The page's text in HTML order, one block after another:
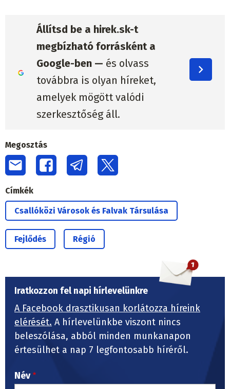
Állítsd be a hirek.sk-t
megbízható forrásként a
Google-ben — és olvass
továbbra is olyan híreket,
amelyek mögött valódi
szerkesztőség áll.
Megosztás
Címkék
Csallóközi Városok és Falvak Társulása
Fejlődés Régió
Iratkozzon fel napi hírlevelünkre
A Facebook drasztikusan korlátozza híreink
elérését. A hírlevelünkbe viszont nincs
beleszólása, abból minden munkanapon
értesülhet a nap 7 legfontosabb híréről.
Név